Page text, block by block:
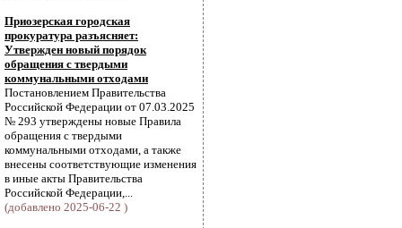
Приозерская городская
прокуратура разъясняет:
Утвержден новый порядок
обращения с твердыми
коммунальными отходами
Постановлением Правительства
Российской Федерации от 07.03.2025
№ 293 утверждены новые Правила
обращения с твердыми
коммунальными отходами, а также
внесены соответствующие изменения
в иные акты Правительства
Российской Федерации,...
(добавлено 2025-06-22 )